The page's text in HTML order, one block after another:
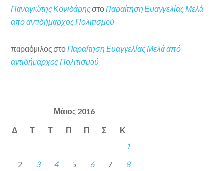
Παναγιώτης ΚονιδάρηςστοΠαραίτηση Ευαγγελίας Μελά
από αντιδήμαρχος Πολιτισμού
παραόμιλος στοΠαραίτηση Ευαγγελίας Μελά από
αντιδήμαρχος Πολιτισμού
Μάιος 2016
Δ Τ Τ Π Π Σ Κ
1
2
3 4 5 6 7
8